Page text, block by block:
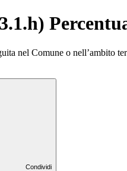
nel Comune o nell’ambito
Condividi